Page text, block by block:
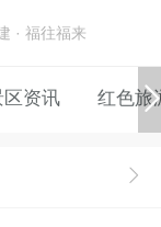
· 福往福来
区资讯 红色旅